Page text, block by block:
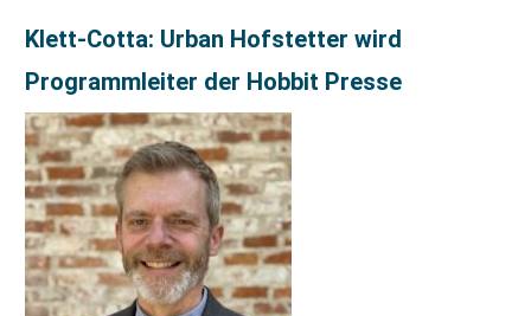
Klett-Cotta: Urban Hofstetter wird
Programmleiter der Hobbit Presse